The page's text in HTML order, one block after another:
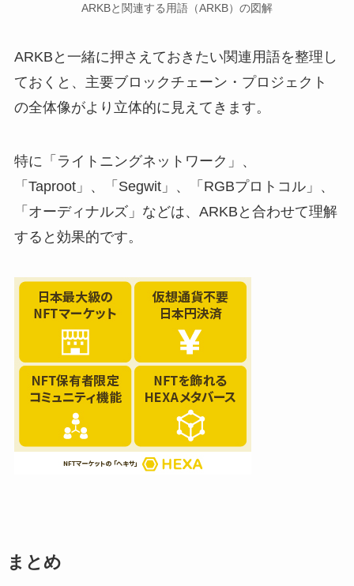
ARKBと関連する用語（ARKB）の図解
ARKBと一緒に押さえておきたい関連用語を整理し
ておくと、主要ブロックチェーン・プロジェクト
の全体像がより立体的に見えてきます。
特に「ライトニングネットワーク」、
「Taproot」、「Segwit」、「RGBプロトコル」、
「オーディナルズ」などは、ARKBと合わせて理解
すると効果的です。
まとめ